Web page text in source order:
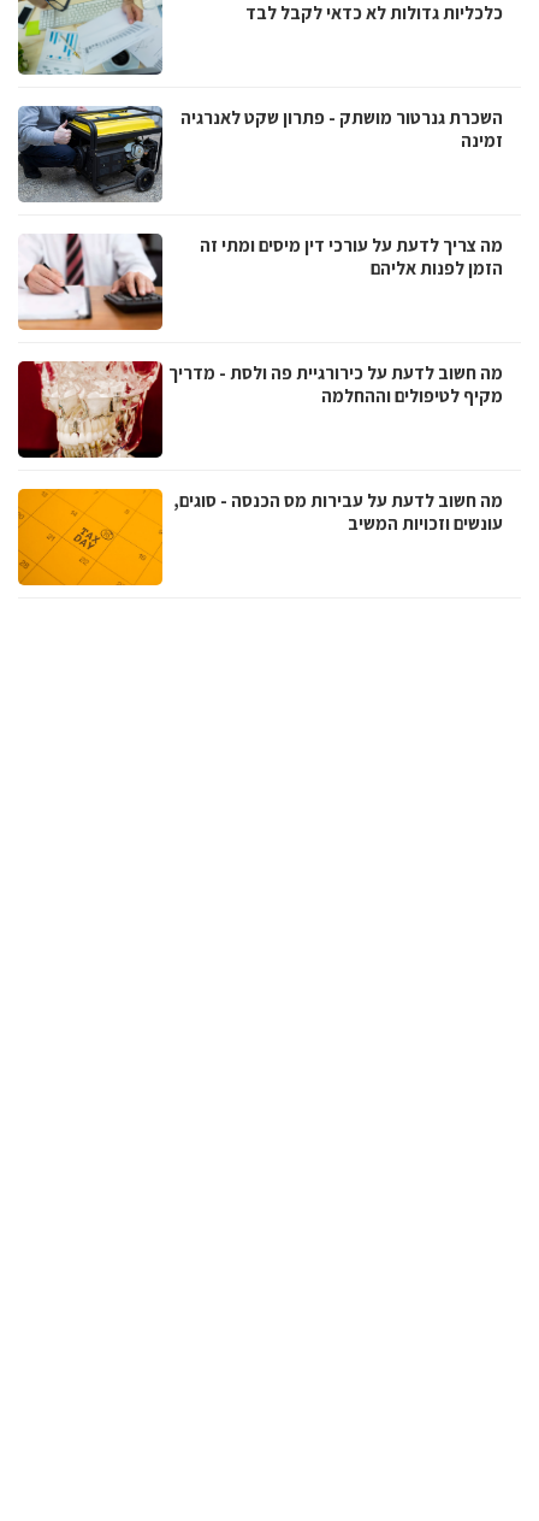
כלכליות גדולות לא כדאי לקבל לבד
השכרת גנרטור מושתק - פתרון שקט לאנרגיה
זמינה
מה צריך לדעת על עורכי דין מיסים ומתי זה
הזמן לפנות אליהם
מה חשוב לדעת על כירורגיית פה ולסת - מדריך
מקיף לטיפולים וההחלמה
מה חשוב לדעת על עבירות מס הכנסה - סוגים,
עונשים וזכויות המשיב